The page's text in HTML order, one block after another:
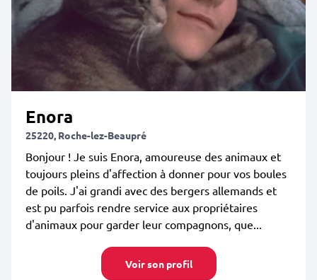
Enora
25220, Roche-lez-Beaupré
Bonjour ! Je suis Enora, amoureuse des animaux et
toujours pleins d'affection à donner pour vos boules
de poils. J'ai grandi avec des bergers allemands et
est pu parfois rendre service aux propriétaires
d'animaux pour garder leur compagnons, que...
Voir son profil